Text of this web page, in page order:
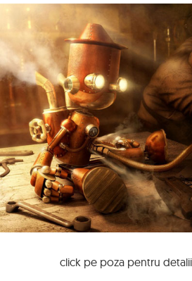
click pe poza pentru